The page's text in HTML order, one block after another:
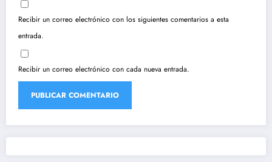
Recibir un correo electrónico con los siguientes comentarios a esta
entrada.
Recibir un correo electrónico con cada nueva entrada.